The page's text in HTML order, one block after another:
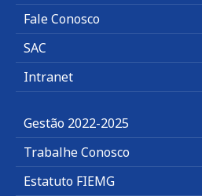
Fale Conosco
SAC
Intranet
Gestão 2022-2025
Trabalhe Conosco
Estatuto FIEMG